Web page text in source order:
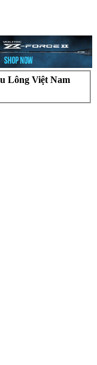
Lông Việt Nam